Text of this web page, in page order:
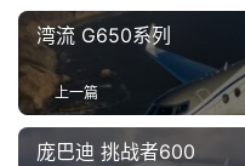
湾流 G650系列
上一篇
庞巴迪 挑战者600